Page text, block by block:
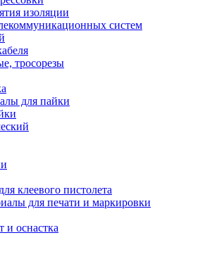
изоляции
систем
тросорезы
для пайки
клеевого пистолета
для печати и маркировки
и оснастка